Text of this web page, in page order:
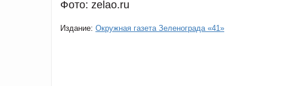
Фото: zelao.ru
Издание: Окружная газета Зеленограда «41»